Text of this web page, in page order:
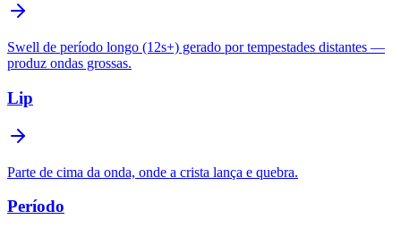
Swell de período longo (12s+) gerado por tempestades distantes —
produz ondas grossas.
Lip
Parte de cima da onda, onde a crista lança e quebra.
Período